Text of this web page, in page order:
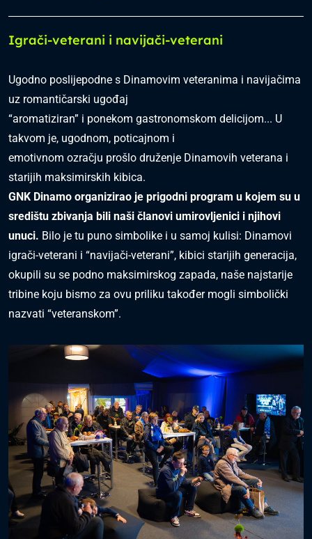
Igrači-veterani i navijači-veterani
Ugodno poslijepodne s Dinamovim veteranima i navijačima
uz romantičarski ugođaj
“aromatiziran” i ponekom gastronomskom delicijom... U
takvom je, ugodnom, poticajnom i
emotivnom ozračju prošlo druženje Dinamovih veterana i
starijih maksimirskih kibica.
GNK Dinamo organizirao je prigodni program u kojem su u
središtu zbivanja bili naši članovi umirovljenici i njihovi
unuci. Bilo je tu puno simbolike i u samoj kulisi: Dinamovi
igrači-veterani i “navijači-veterani”, kibici starijih generacija,
okupili su se podno maksimirskog zapada, naše najstarije
tribine koju bismo za ovu priliku također mogli simbolički
nazvati “veteranskom”.